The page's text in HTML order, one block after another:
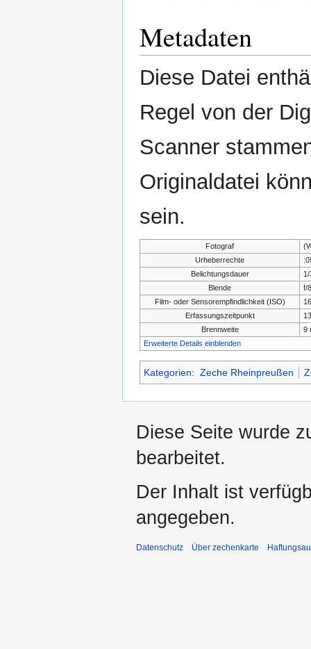
Metadaten
Diese Datei
Regel von der
Scanner
Originaldatei
sein.
Fotograf
Urheberrechte
Belichtungsdauer
Blende
f/8
Film- oder Sensorempfindlichkeit (ISO)
Erfassungszeitpunkt
Brennweite
9
Erweiterte Details einblenden
Kategorien: Zeche Rheinpreußen
Diese Seite wurde
bearbeitet.
Der Inhalt ist
angegeben.
Datenschutz Über zechenkarte